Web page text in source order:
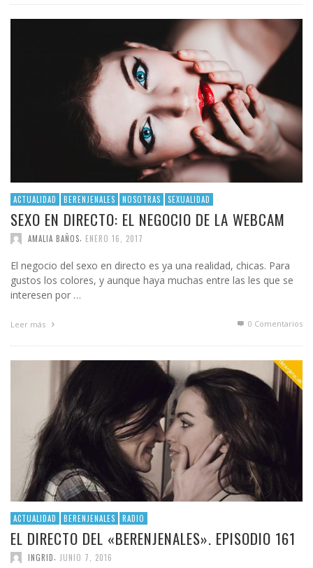
ACTUALIDAD BERENJENALES NOSOTRAS SEXUALIDAD
SEXO EN DIRECTO: EL NEGOCIO DE LA WEBCAM
AMALIA BAÑOS ENERO 16, 2017
El negocio del sexo en directo es ya una realidad, chicas. Para
gustos los colores, y aunque haya muchas entre las les que se
interesen por …
Leer más 0 Comentarios
ACTUALIDAD BERENJENALES RADIO
EL DIRECTO DEL «BERENJENALES». EPISODIO 161
INGRID JUNIO 7, 2016